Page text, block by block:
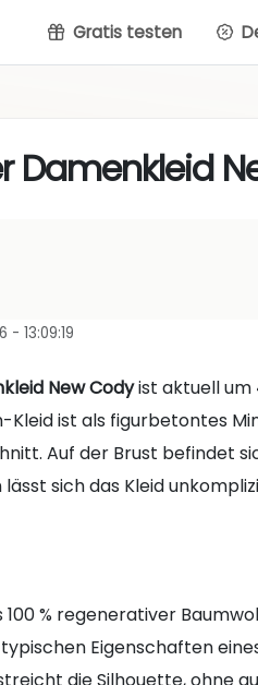
Gratis testen
Damenkleid
13:09:19
New Codyist aktuell um
Kleid ist als figurbetontes
Auf der Brust befindet
sich das Kleid
% regenerativer
Eigenschaften
die Silhouette, ohne